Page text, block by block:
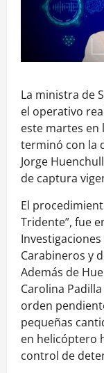
La ministra de
el operativo
este martes en
terminó con la
Jorge
de captura
El
Tridente”, fue
Carabineros y
Además de
Carolina
orden
pequeñas
en helicóptero
control de